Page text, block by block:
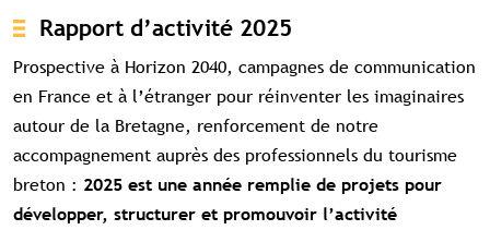
Rapport d’activité 2025
Prospective à Horizon 2040, campagnes de communication
en France et à l’étranger pour réinventer les imaginaires
autour de la Bretagne, renforcement de notre
accompagnement auprès des professionnels du tourisme
breton : 2025 est une année remplie de projets pour
développer, structurer et promouvoir l’activité